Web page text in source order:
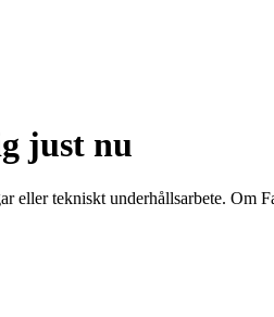
just nu
eller tekniskt underhållsarbete. Om